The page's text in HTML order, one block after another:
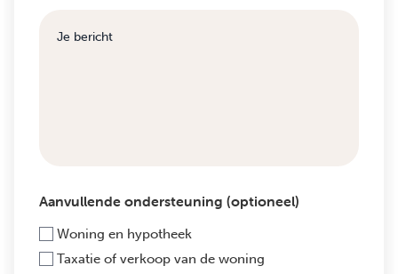
Aanvullende ondersteuning (optioneel)
Woning en hypotheek
Taxatie of verkoop van de woning